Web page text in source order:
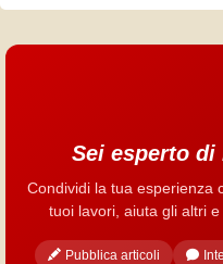
Sei esperto di
Condividi la tua esperienza
tuoi lavori, aiuta gli altri
Pubblica articoli